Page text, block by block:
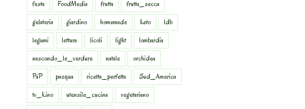
festa
FoodMedia frutta
frutta_secca
gelateria
giardino homemade keto
ldb
legumi
lettura licoli light
lombardia
nascondo_le_verdure
natale
orchidea
PaP
pasqua ricetta_perfetta
Sud_America
tv_kino
utensile_cucina
vegetariano